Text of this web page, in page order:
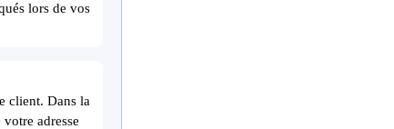
lors de vos
client. Dans la
adresse